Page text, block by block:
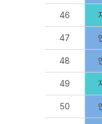
46
47
48
49
50